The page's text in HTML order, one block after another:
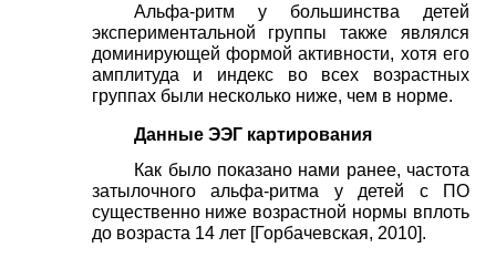
Альфа-ритм у большинства детей
экспериментальной группы также являлся
доминирующей формой активности, хотя его
амплитуда и индекс во всех возрастных
группах были несколько ниже, чем в норме.
Данные ЭЭГ картирования
Как было показано нами ранее, частота
затылочного альфа-ритма у детей с ПО
существенно ниже возрастной нормы вплоть
до возраста 14 лет [Горбачевская, 2010].